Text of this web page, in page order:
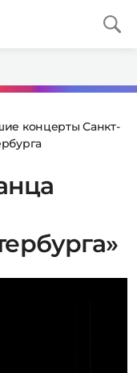
концерты Санкт-